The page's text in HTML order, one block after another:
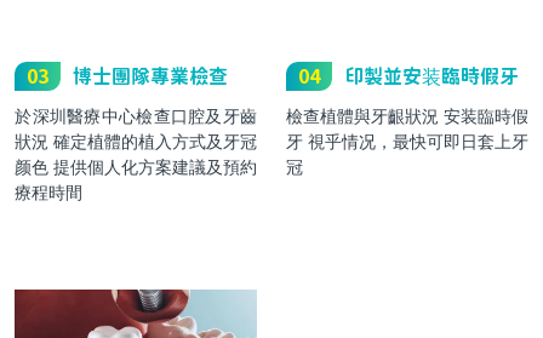
03 博士團隊專業檢查
於深圳醫療中心檢查口腔及牙齒
狀況 確定植體的植入方式及牙冠
颜色 提供個人化方案建議及預約
療程時間
04 印製並安装臨時假牙
檢查植體與牙齦狀況 安装臨時假
牙 視乎情况，最快可即日套上牙
冠